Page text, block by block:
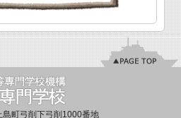
町弓削下弓削1000番地